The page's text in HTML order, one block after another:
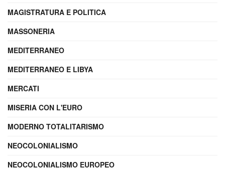
MAGISTRATURA E POLITICA
MASSONERIA
MEDITERRANEO
MEDITERRANEO E LIBYA
MERCATI
MISERIA CON L'EURO
MODERNO TOTALITARISMO
NEOCOLONIALISMO
NEOCOLONIALISMO EUROPEO